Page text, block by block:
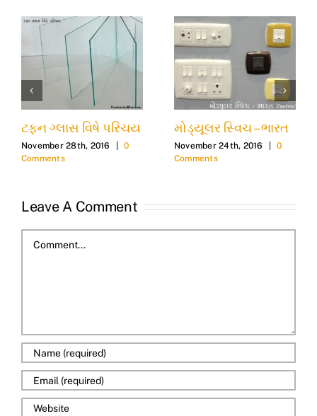
ટફન ગ્લાસ વિષે પરિચય
November 28th, 2016
0
Comments
મોડ્યૂલર સ્વિચ – ભારત
November 24th, 2016
0
Comments
Leave A Comment
Comment